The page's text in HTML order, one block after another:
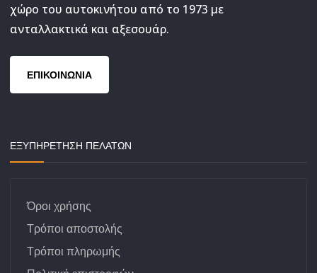
χώρο του αυτοκινήτου από το 1973 με
ανταλλακτικά και αξεσουάρ.
ΕΠΙΚΟΙΝΩΝΙΑ
ΕΞΥΠΗΡΕΤΗΣΗ ΠΕΛΑΤΩΝ
Όροι χρήσης
Τρόποι αποστολής
Τρόποι πληρωμής